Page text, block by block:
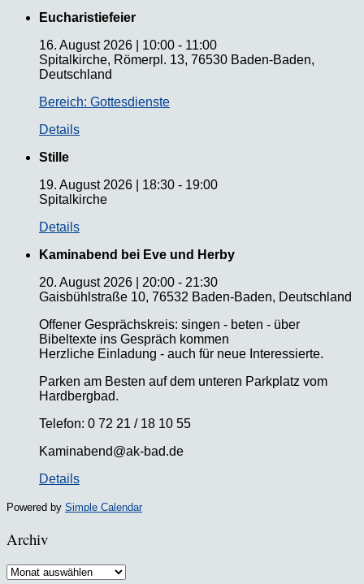
Eucharistiefeier
16. August 2026
10:00 - 11:00
Spitalkirche, Römerpl. 13, 76530 Baden-Baden,
Deutschland
Bereich: Gottesdienste
Details
Stille
19. August 2026
18:30 - 19:00
Spitalkirche
Details
Kaminabend bei Eve und Herby
20. August 2026
20:00 - 21:30
Gaisbühlstraße 10, 76532 Baden-Baden, Deutschland
Offener Gesprächskreis: singen - beten - über
Bibeltexte ins Gespräch kommen
Herzliche Einladung - auch für neue Interessierte.
Parken am Besten auf dem unteren Parkplatz vom
Hardbergbad.
Telefon: 0 72 21 / 18 10 55
Kaminabend@ak-bad.de
Details
Powered by Simple Calendar
Archiv
Archiv